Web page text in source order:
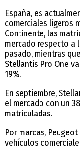
España, es
comerciales ligeros
Continente, las
mercado respecto a
pasado, mientras
Stellantis Pro One
19%.
En septiembre,
el mercado con un
matriculadas.
Por marcas,
vehículos